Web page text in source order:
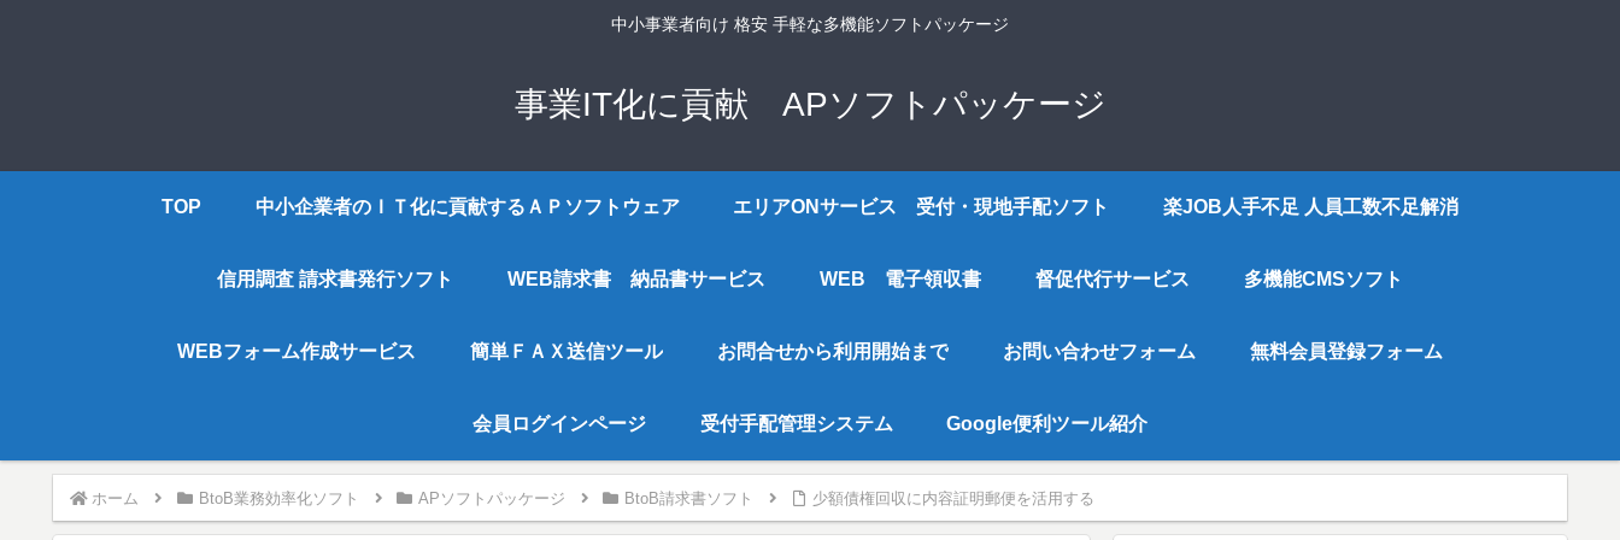
中小事業者向け 格安 手軽な多機能ソフトパッケージ
事業IT化に貢献 APソフトパッケージ
TOP 中小企業者のＩＴ化に貢献するＡＰソフトウェア エリアONサービス 受付・現地手配ソフト 楽JOB人手不足 人員工数不足解消
信用調査 請求書発行ソフト WEB請求書 納品書サービス WEB 電子領収書 督促代行サービス 多機能CMSソフト
WEBフォーム作成サービス 簡単ＦＡＸ送信ツール お問合せから利用開始まで お問い合わせフォーム 無料会員登録フォーム
会員ログインページ 受付手配管理システム Google便利ツール紹介
ホーム BtoB業務効率化ソフト APソフトパッケージ BtoB請求書ソフト 少額債権回収に内容証明郵便を活用する